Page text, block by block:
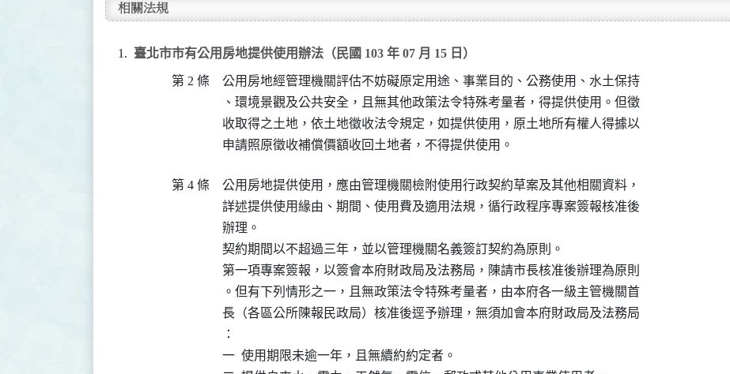
相關法規
臺北市市有公用房地提供使用辦法（民國 103 年 07 月 15 日）
第 2 條
公用房地經管理機關評估不妨礙原定用途、事業目的、公務使用、水土保持
、環境景觀及公共安全，且無其他政策法令特殊考量者，得提供使用。但徵
收取得之土地，依土地徵收法令規定，如提供使用，原土地所有權人得據以
申請照原徵收補償價額收回土地者，不得提供使用。
第 4 條
公用房地提供使用，應由管理機關檢附使用行政契約草案及其他相關資料，
詳述提供使用緣由、期間、使用費及適用法規，循行政程序專案簽報核准後
辦理。
契約期間以不超過三年，並以管理機關名義簽訂契約為原則。
第一項專案簽報，以簽會本府財政局及法務局，陳請市長核准後辦理為原則
。但有下列情形之一，且無政策法令特殊考量者，由本府各一級主管機關首
長（各區公所陳報民政局）核准後逕予辦理，無須加會本府財政局及法務局
：
一  使用期限未逾一年，且無續約約定者。